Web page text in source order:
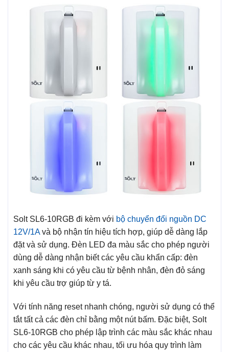
Solt SL6-10RGB đi kèm với bộ chuyển đổi nguồn DC
12V/1Avà bộ nhận tín hiệu tích hợp, giúp dễ dàng lắp
đặt và sử dụng. Đèn LED đa màu sắc cho phép người
dùng dễ dàng nhận biết các yêu cầu khẩn cấp: đèn
xanh sáng khi có yêu cầu từ bệnh nhân, đèn đỏ sáng
khi yêu cầu trợ giúp từ y tá.
Với tính năng reset nhanh chóng, người sử dụng có thể
tắt tất cả các đèn chỉ bằng một nút bấm. Đặc biệt, Solt
SL6-10RGB cho phép lập trình các màu sắc khác nhau
cho các yêu cầu khác nhau, tối ưu hóa quy trình làm